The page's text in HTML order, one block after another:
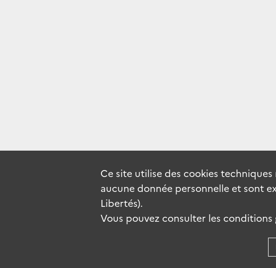
Ce site utilise des cookies techniques
aucune donnée personnelle et sont
Libertés).
Vous pouvez consulter les conditions